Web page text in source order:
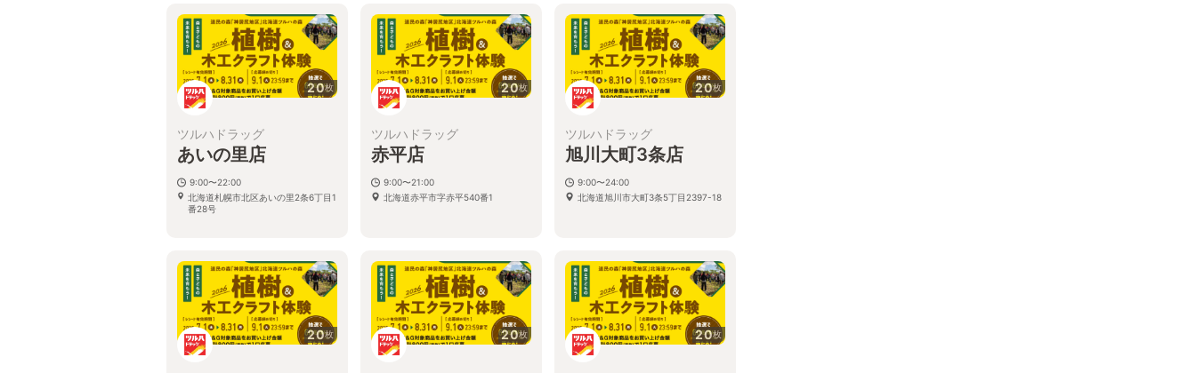
20枚
ツルハドラッグ
あいの里店
9:00〜22:00
北海道札幌市北区あいの里2条6丁目1
番28号
20枚
ツルハドラッグ
赤平店
9:00〜21:00
北海道赤平市字赤平540番1
20枚
ツルハドラッグ
旭川大町3条店
9:00〜24:00
北海道旭川市大町3条5丁目2397-18
20枚 20枚 20枚